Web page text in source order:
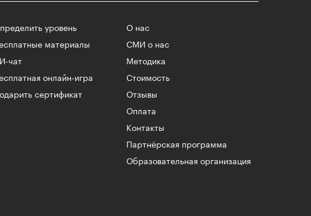
уровень
материалы
чат
онлайн-игра
сертификат
О нас
СМИ о нас
Методика
Стоимость
Отзывы
Оплата
Контакты
Партнёрская программа
Образовательная организация